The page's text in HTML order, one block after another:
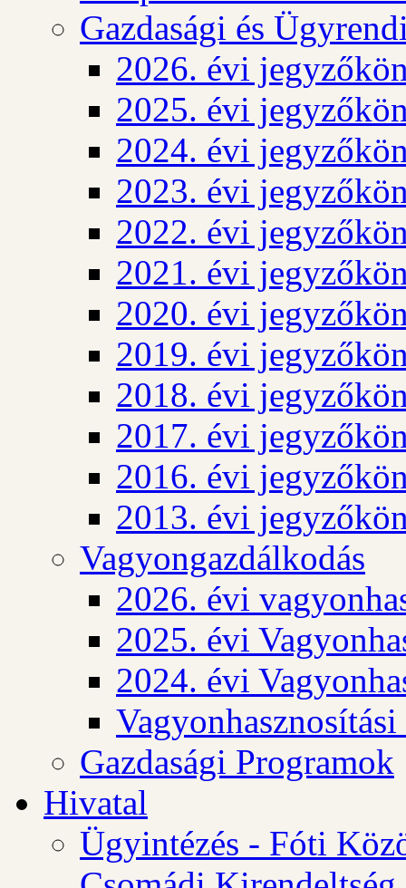
Gazdasági és
2026. évi
2025. évi
2024. évi
2023. évi
2022. évi
2021. évi
2020. évi
2019. évi
2018. évi
2017. évi
2016. évi
2013. évi
Vagyongazdálkodás
2026. évi
2025. évi
2024. évi
Gazdasági Programok
Hivatal
Ügyintézés - Fóti